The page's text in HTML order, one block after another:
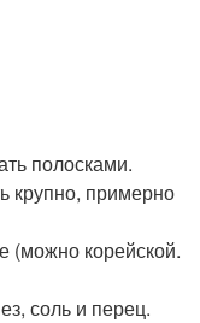
полосками.
крупно, примерно
(можно корейской.
соль и перец.